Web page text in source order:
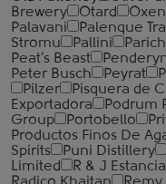
Brewery
Otard
Palavani
Palenque
Stromu
Pallini
Peat's Beast
Peter Busch
Peyrat
Pilzer
Pisquera de
Exportadora
Podrum
Group
Portobello
Productos Finos De
Spirits
Puni Distillery
Limited
R & J